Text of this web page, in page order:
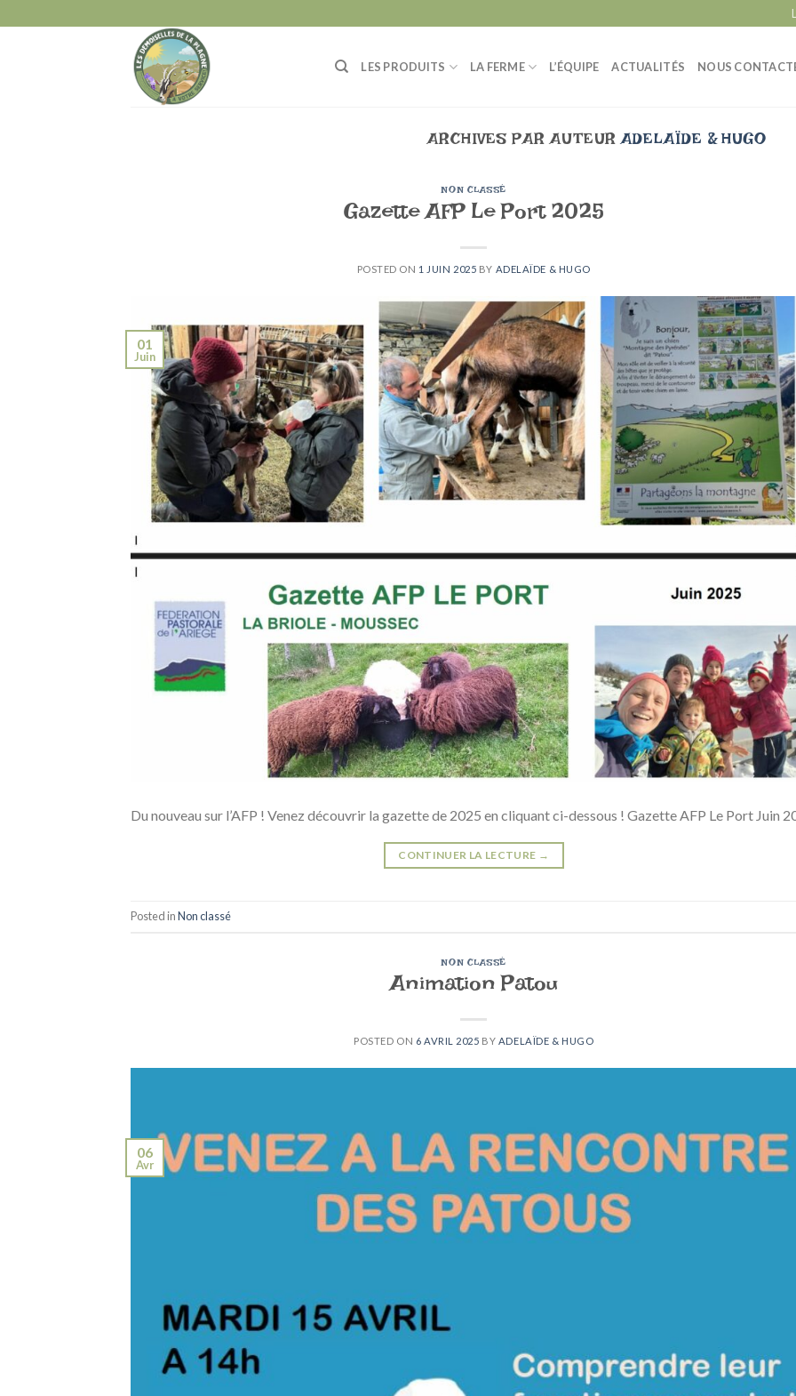
to
LES PRODUITS LA FERME L’ÉQUIPE ACTUALITÉS NOUS
ARCHIVES PAR AUTEURADELAÏDE & HUGO
NON CLASSÉ
Gazette AFP Le Port 2025
POSTED ON 1 JUIN 2025 BY ADELAÏDE & HUGO
01
Juin
Du nouveau sur l’AFP ! Venez découvrir la gazette de 2025 en cliquant ci-dessous ! Gazette AFP Le Port Juin
CONTINUER LA LECTURE →
Posted inNon classé
NON CLASSÉ
Animation Patou
POSTED ON 6 AVRIL 2025 BY ADELAÏDE & HUGO
06
Avr